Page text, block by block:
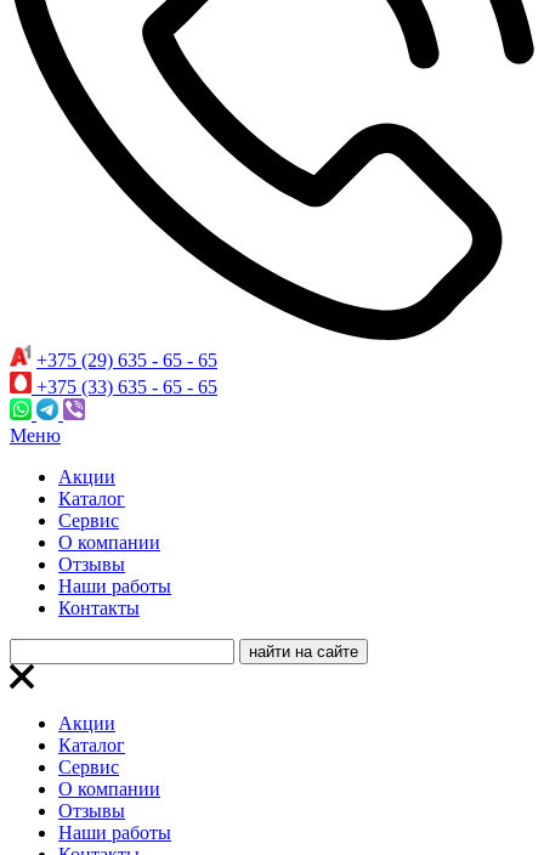
+375 (29) 635 - 65 - 65
+375 (33) 635 - 65 - 65
Меню
Акции
Каталог
Сервис
О компании
Отзывы
Наши работы
Контакты
Акции
Каталог
Сервис
О компании
Отзывы
Наши работы